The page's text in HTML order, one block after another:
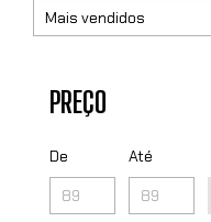
PREÇO
De Até